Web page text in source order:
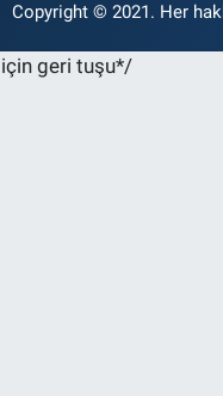
Copyright © 2021. Her
geri tuşu*/